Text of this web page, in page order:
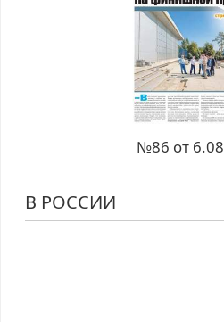
№86 от
В РОССИИ